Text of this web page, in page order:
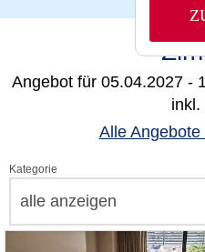
Angebot für 05.04.2027 -
inkl.
Alle
Kategorie
alle anzeigen